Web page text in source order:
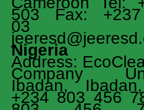
503 Fax:
03
Nigeria
Address:
Company
Ibadan,
+234 803 456